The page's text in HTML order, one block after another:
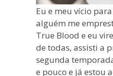
Eu e meu vício
alguém me
True Blood e eu
de todas, assisti a
segunda
e pouco e já estou